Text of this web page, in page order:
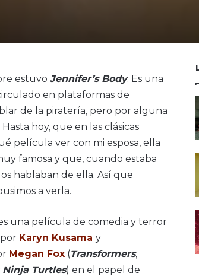
estuvo Jennifer’s Body. Es una
en plataformas de
de la piratería, pero por alguna
hoy, que en las clásicas
película ver con mi esposa, ella
famosa y que, cuando estaba
hablaban de ella. Así que
a verla.
una película de comedia y terror
Karyn Kusama y
Megan Fox (Transformers,
Ninja Turtles) en el papel de